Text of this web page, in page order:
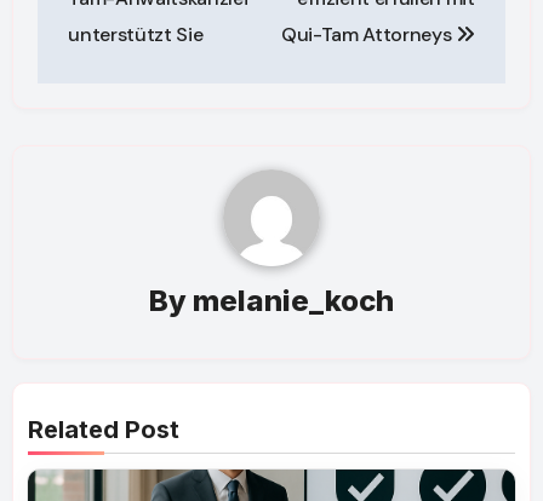
unterstützt Sie
Qui-Tam Attorneys
By melanie_koch
Related Post